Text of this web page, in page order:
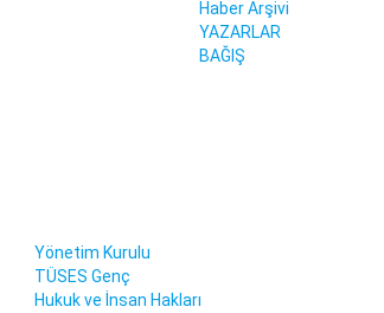
Haber Arşivi
YAZARLAR
BAĞIŞ
Yönetim Kurulu
TÜSES Genç
Hukuk ve İnsan Hakları